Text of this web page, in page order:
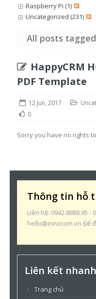
Raspberry Pi (1)
Uncategorized (231)
All posts tagged
HappyCRM
PDF Template
12 Jun, 2017
0
Sorry you have no rights
Thông tin hỗ
Liên hệ: 0942.8888.95 -
hello@innocom.vn Để
Liên kết nhanh
Trang chủ